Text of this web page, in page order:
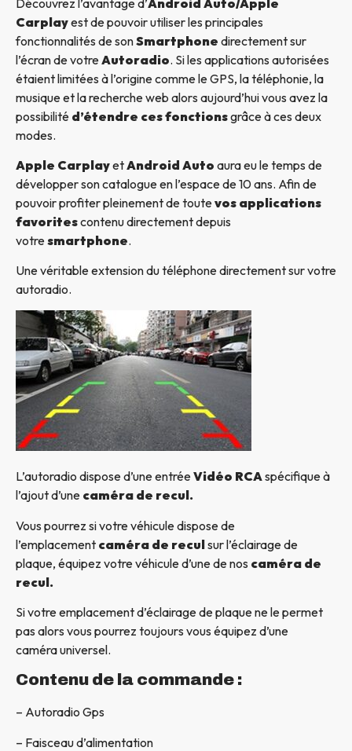
Carplayest de pouvoir utiliser les principales
fonctionnalités de sonSmartphone directement sur
l’écran de votreAutoradio. Si les applications autorisées
étaient limitées à l’origine comme le GPS, la téléphonie, la
musique et la recherche web alors aujourd’hui vous avez la
possibilité d’étendre ces fonctionsgrâce à ces deux
modes.
Apple CarplayetAndroid Auto aura eu le temps de
développer son catalogue en l’espace de 10 ans. Afin de
pouvoir profiter pleinement de toutevos applications
favoritescontenu directement depuis
votresmartphone.
Une véritable extension du téléphone directement sur votre
autoradio.
L’autoradio dispose d’une entréeVidéo RCAspécifique à
l’ajout d’une caméra de recul.
Vous pourrez si votre véhicule dispose de
l’emplacement caméra de reculsur l’éclairage de
plaque, équipez votre véhicule d’une de nos caméra de
recul.
Si votre emplacement d’éclairage de plaque ne le permet
pas alors vous pourrez toujours vous équipez d’une
caméra universel.
Contenu de la commande :
– Autoradio Gps
– Faisceau d’alimentation